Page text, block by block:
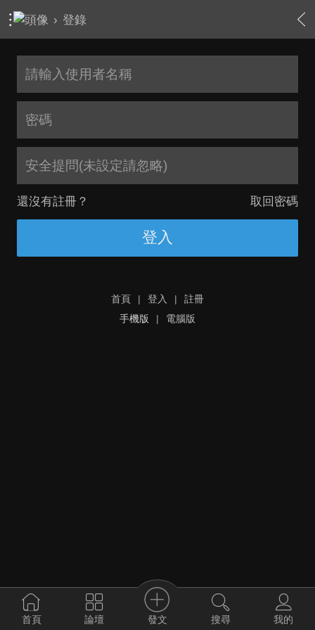
› 登錄
安全提問(未設定請忽略)
還沒有註冊？ 取回密碼
登入
首頁 | 登入 |
註冊
手機版
| 電腦版
首頁 論壇 發文 搜尋 我的